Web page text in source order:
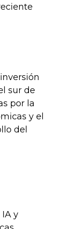
sur de
por la
y el
del
y